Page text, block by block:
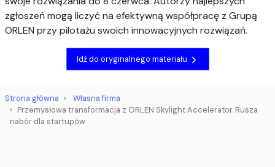
zgłoszeń mogą liczyć na efektywną współpracę z Grupą
ORLEN przy pilotażu swoich innowacyjnych rozwiązań.
Idź do oryginalnego materiału
Strona główna
Własna firma
Przemysłowa transformacja z ORLEN Skylight Accelerator. Rusza
nabór dla startupów